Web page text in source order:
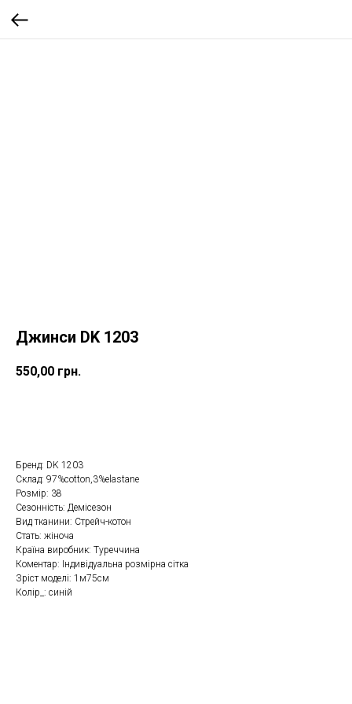
Джинси DK 1203
550,00 грн.
Бренд: DK 1203
Склад: 97%cotton,3%elastane
Розмір: 38
Сезонність: Демісезон
Вид тканини: Стрейч-котон
Стать: жіноча
Країна виробник: Туреччина
Коментар: Індивідуальна розмірна сітка
Зріст моделі: 1м75см
Колір_: синій